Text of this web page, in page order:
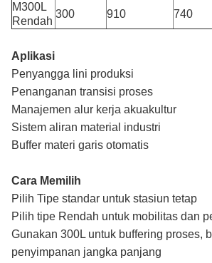
M300L
Rendah
300 910 740
Aplikasi
Penyangga lini produksi
Penanganan transisi proses
Manajemen alur kerja akuakultur
Sistem aliran material industri
Buffer materi garis otomatis
Cara Memilih
Pilih Tipe standar untuk stasiun tetap
Pilih tipe Rendah untuk mobilitas dan
Gunakan 300L untuk buffering proses,
penyimpanan jangka panjang